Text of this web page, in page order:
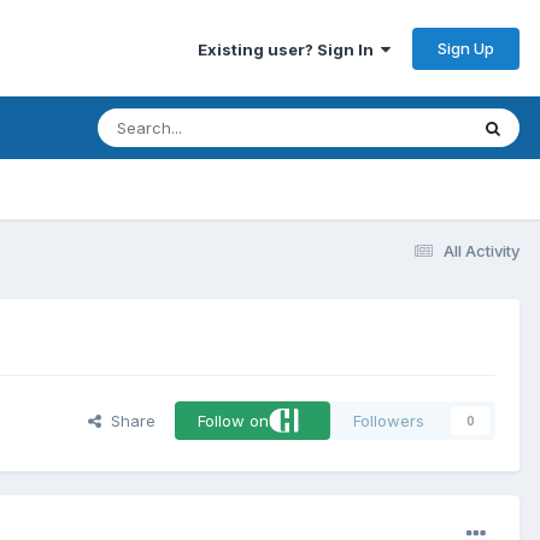
Existing user? Sign In Sign Up
All Activity
Share Follow on Followers 0